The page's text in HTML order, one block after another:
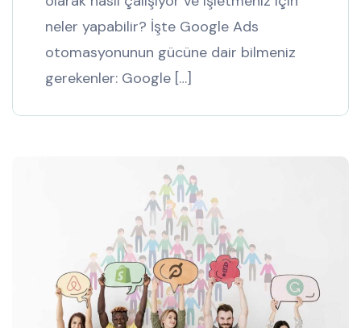
neler yapabilir? İşte Google Ads
otomasyonunun gücüne dair bilmeniz
gerekenler: Google […]